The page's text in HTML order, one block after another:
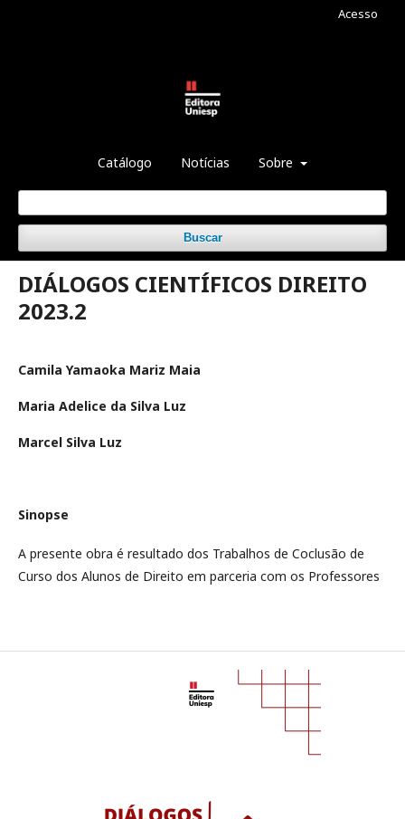
Catálogo Notícias Sobre
Buscar
Acesso
DIÁLOGOS CIENTÍFICOS DIREITO
2023.2
Camila Yamaoka Mariz Maia
Maria Adelice da Silva Luz
Marcel Silva Luz
Sinopse
A presente obra é resultado dos Trabalhos de Coclusão de
Curso dos Alunos de Direito em parceria com os Professores